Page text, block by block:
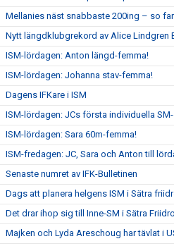
Mellanies näst snabbaste 200ing – so far
Nytt längdklubgrekord av Alice Lindgren
ISM-lördagen: Anton längd-femma!
ISM-lördagen: Johanna stav-femma!
Dagens IFKare i ISM
ISM-lördagen: JCs första individuella
ISM-lördagen: Sara 60m-femma!
ISM-fredagen: JC, Sara och Anton till
Senaste numret av IFK-Bulletinen
Dags att planera helgens ISM i Sätra
Det drar ihop sig till Inne-SM i Sätra
Majken och Lyda Areschoug har tävlat i